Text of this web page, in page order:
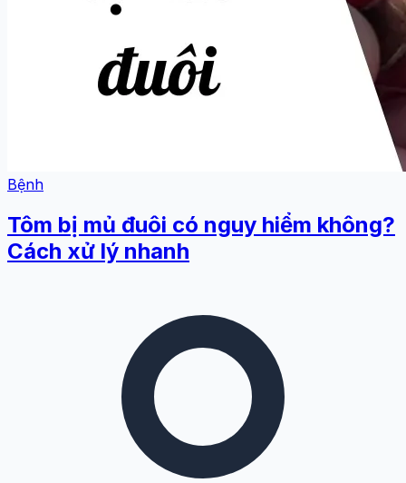
Bệnh
Tôm bị mủ đuôi có nguy hiểm không?
Cách xử lý nhanh